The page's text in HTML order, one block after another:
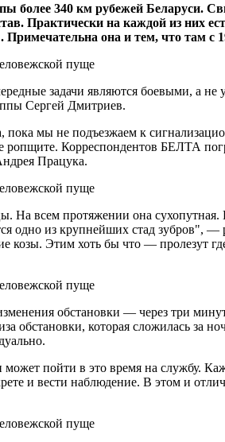
более 340 км рубежей Беларуси.
Практически на каждой из
она и тем, что там с
задачи являются боевыми, а
Сергей Дмитриев.
мы не подъезжаем к
Корреспондентов БЕЛТА
Працука.
На всем протяжении она
одно из крупнейших стад зубров",
Этим хоть бы что — пролезут
обстановки — через три
обстановки, которая сложилась
может пойти в это время на службу.
и вести наблюдение. В этом и